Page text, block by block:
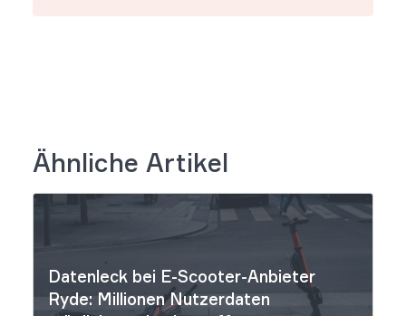
Ähnliche Artikel
Datenleck bei E-Scooter-Anbieter
Ryde: Millionen Nutzerdaten